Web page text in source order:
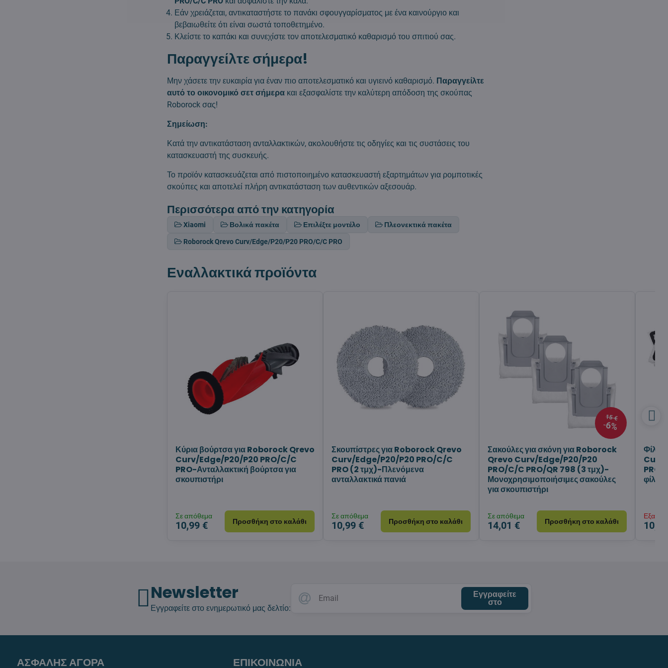
Εάν χρειάζεται, αντικαταστήστε το πανάκι σφουγγαρίσματος με ένα καινούργιο και
βεβαιωθείτε ότι είναι σωστά τοποθετημένο.
Κλείστε το καπάκι και συνεχίστε τον αποτελεσματικό καθαρισμό του σπιτιού σας.
Παραγγείλτε σήμερα!
Μην χάσετε την ευκαιρία για έναν πιο αποτελεσματικό και υγιεινό καθαρισμό. Παραγγείλτε
αυτό το οικονομικό σετ σήμερα και εξασφαλίστε την καλύτερη απόδοση της σκούπας
Roborock σας!
Σημείωση:
Κατά την αντικατάσταση ανταλλακτικών, ακολουθήστε τις οδηγίες και τις συστάσεις του
κατασκευαστή της συσκευής.
Το προϊόν κατασκευάζεται από πιστοποιημένο κατασκευαστή εξαρτημάτων για ρομποτικές
σκούπες και αποτελεί πλήρη αντικατάσταση των αυθεντικών αξεσουάρ.
Περισσότερα από την κατηγορία
Xiaomi Βολικά πακέτα Επιλέξτε μοντέλο Πλεονεκτικά πακέτα
Roborock Qrevo Curv/Edge/P20/P20 PRO/C/C PRO
Εναλλακτικά προϊόντα
Κύρια βούρτσα για Roborock Qrevo
Curv/Edge/P20/P20 PRO/C/C
PRO-Ανταλλακτική βούρτσα για
σκουπιστήρι
Σε απόθεμα
10,99 € Προσθήκη στο καλάθι
Σκουπίστρες για Roborock Qrevo
Curv/Edge/P20/P20 PRO/C/C
PRO (2 τμχ)-Πλενόμενα
ανταλλακτικά πανιά
Σε απόθεμα
10,99 € Προσθήκη στο καλάθι
15 €
6%
Σακούλες για σκόνη για Roborock
Qrevo Curv/Edge/P20/P20
PRO/C/C PRO/QR 798 (3 τμχ)-
Μονοχρησιμοποιήσιμες σακούλες
για σκουπιστήρι
Σε απόθεμα
14,01 € Προσθήκη στο καλάθι
PRO
Newsletter
Εγγραφείτε στο ενημερωτικό μας δελτίο:
Εγγραφείτε
στο
ΑΣΦΑΛΗΣ ΑΓΟΡΑ ΕΠΙΚΟΙΝΩΝΙΑ